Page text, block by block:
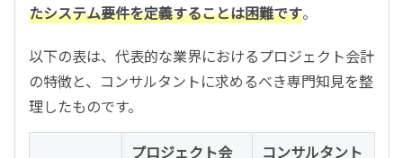
たシステム要件を定義することは困難です。
以下の表は、代表的な業界におけるプロジェクト会計
の特徴と、コンサルタントに求めるべき専門知見を整
理したものです。
プロジェクト会
コンサルタント